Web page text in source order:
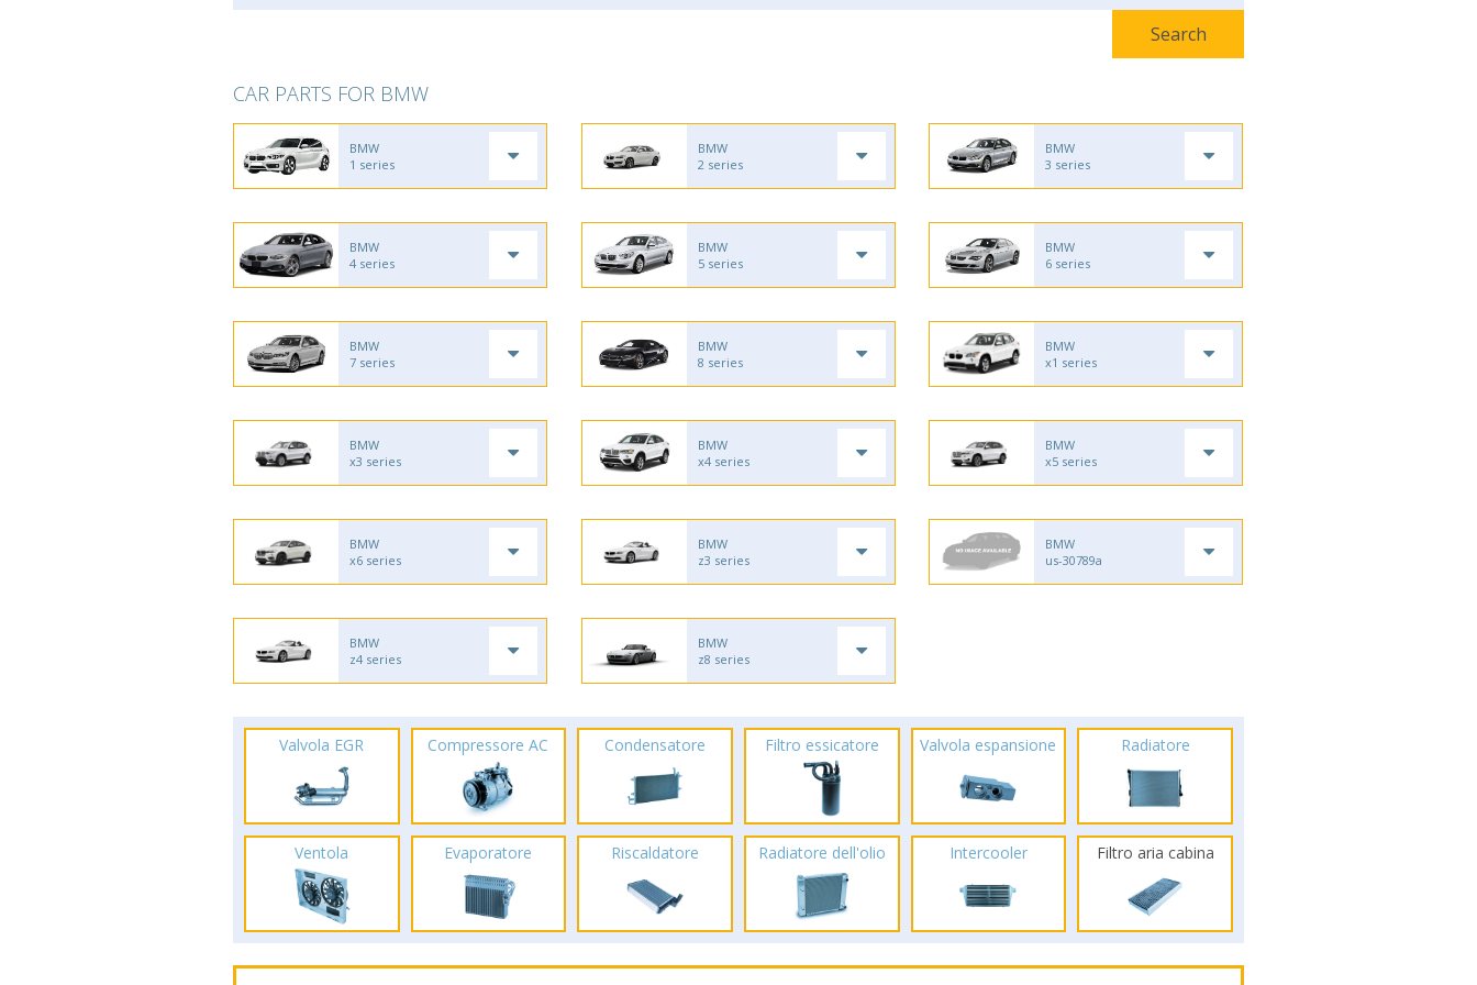
CAR PARTS FOR BMW
BMW
1 series
BMW
2 series
BMW
3 series
BMW
4 series
BMW
5 series
BMW
6 series
BMW
7 series
BMW
8 series
BMW
x1 series
BMW
x3 series
BMW
x4 series
BMW
x5 series
BMW
x6 series
BMW
z3 series
BMW
us-30789a
BMW
z4 series
BMW
z8 series
Valvola EGR Compressore AC Condensatore Filtro essicatore Valvola espansione Radiatore
Ventola Evaporatore Riscaldatore Radiatore dell'olio Intercooler Filtro aria cabina